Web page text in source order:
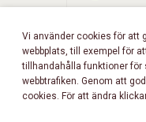
Vi använder cookies för att
webbplats, till exempel för
tillhandahålla funktioner
webbtrafiken. Genom att
cookies. För att ändra